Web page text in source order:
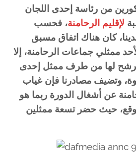
من رئاسة إحدى اللجان
لإقليم الرحامنة، فحسب
كان هناك اتفاق مسبق
ممثلي جماعات الرحامنة، إلا
لها من طرف ممثل إحدى
وتضيف مصادرنا فإن غياب
عن أشغال الدورة ربما هو
وقع، حيث حضر تسعة ممثلين